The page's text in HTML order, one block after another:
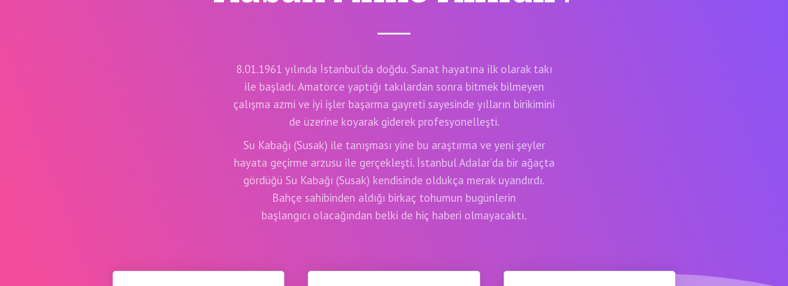
8.01.1961 yılında İstanbul’da doğdu. Sanat hayatına ilk olarak takı
ile başladı. Amatörce yaptığı takılardan sonra bitmek bilmeyen
çalışma azmi ve iyi işler başarma gayreti sayesinde yılların birikimini
de üzerine koyarak giderek profesyonelleşti.
Su Kabağı (Susak) ile tanışması yine bu araştırma ve yeni şeyler
hayata geçirme arzusu ile gerçekleşti. İstanbul Adalar’da bir ağaçta
gördüğü Su Kabağı (Susak) kendisinde oldukça merak uyandırdı.
Bahçe sahibinden aldığı birkaç tohumun bugünlerin
başlangıcı olacağından belki de hiç haberi olmayacaktı.